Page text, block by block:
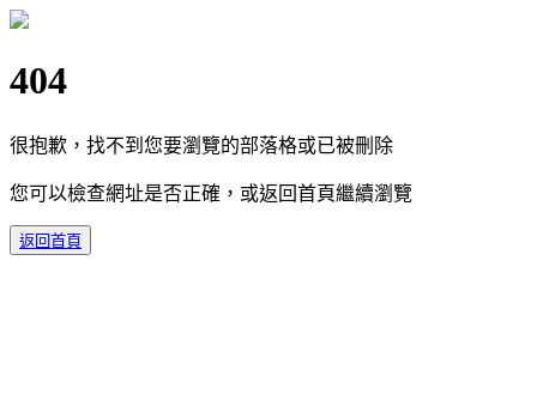
404
很抱歉，找不到您要瀏覽的部落格或已被刪除
您可以檢查網址是否正確，或返回首頁繼續瀏覽
返回首頁